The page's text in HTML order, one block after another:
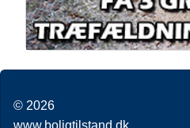
© 2026
www.boligtilstand.dk